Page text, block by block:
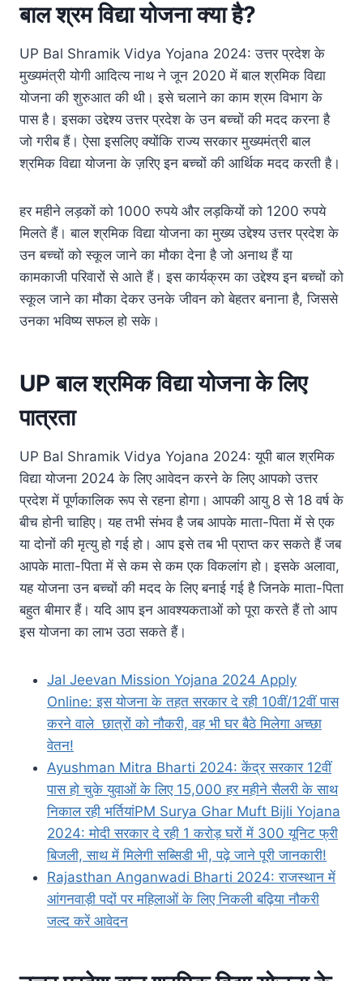
बाल श्रम विद्या योजना क्या है?
UP Bal Shramik Vidya Yojana 2024: उत्तर प्रदेश के
मुख्यमंत्री योगी आदित्य नाथ ने जून 2020 में बाल श्रमिक विद्या
योजना की शुरुआत की थी। इसे चलाने का काम श्रम विभाग के
पास है। इसका उद्देश्य उत्तर प्रदेश के उन बच्चों की मदद करना है
जो गरीब हैं। ऐसा इसलिए क्योंकि राज्य सरकार मुख्यमंत्री बाल
श्रमिक विद्या योजना के ज़रिए इन बच्चों की आर्थिक मदद करती है।
हर महीने लड़कों को 1000 रुपये और लड़कियों को 1200 रुपये
मिलते हैं। बाल श्रमिक विद्या योजना का मुख्य उद्देश्य उत्तर प्रदेश के
उन बच्चों को स्कूल जाने का मौका देना है जो अनाथ हैं या
कामकाजी परिवारों से आते हैं। इस कार्यक्रम का उद्देश्य इन बच्चों को
स्कूल जाने का मौका देकर उनके जीवन को बेहतर बनाना है, जिससे
उनका भविष्य सफल हो सके।
UP बाल श्रमिक विद्या योजना के लिए
पात्रता
UP Bal Shramik Vidya Yojana 2024: यूपी बाल श्रमिक
विद्या योजना 2024 के लिए आवेदन करने के लिए आपको उत्तर
प्रदेश में पूर्णकालिक रूप से रहना होगा। आपकी आयु 8 से 18 वर्ष के
बीच होनी चाहिए। यह तभी संभव है जब आपके माता-पिता में से एक
या दोनों की मृत्यु हो गई हो। आप इसे तब भी प्राप्त कर सकते हैं जब
आपके माता-पिता में से कम से कम एक विकलांग हो। इसके अलावा,
यह योजना उन बच्चों की मदद के लिए बनाई गई है जिनके माता-पिता
बहुत बीमार हैं। यदि आप इन आवश्यकताओं को पूरा करते हैं तो आप
इस योजना का लाभ उठा सकते हैं।
Jal Jeevan Mission Yojana 2024 Apply
Online: इस योजना के तहत सरकार दे रही 10वीं/12वीं पास
करने वाले छात्रों को नौकरी, वह भी घर बैठे मिलेगा अच्छा
वेतन!
Ayushman Mitra Bharti 2024: केंद्र सरकार 12वीं
पास हो चुके युवाओं के लिए 15,000 हर महीने सैलरी के साथ
निकाल रही भर्तियांPM Surya Ghar Muft Bijli Yojana
2024: मोदी सरकार दे रही 1 करोड़ घरों में 300 यूनिट फ्री
बिजली, साथ में मिलेगी सब्सिडी भी, पढ़े जाने पूरी जानकारी!
Rajasthan Anganwadi Bharti 2024: राजस्थान में
आंगनवाड़ी पदों पर महिलाओं के लिए निकली बढ़िया नौकरी
जल्द करें आवेदन